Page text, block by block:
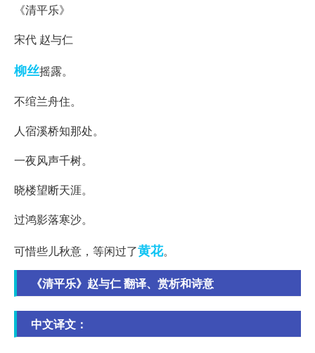
《清平乐》
宋代 赵与仁
柳丝摇露。
不绾兰舟住。
人宿溪桥知那处。
一夜风声千树。
晓楼望断天涯。
过鸿影落寒沙。
可惜些儿秋意，等闲过了黄花。
《清平乐》赵与仁 翻译、赏析和诗意
中文译文：